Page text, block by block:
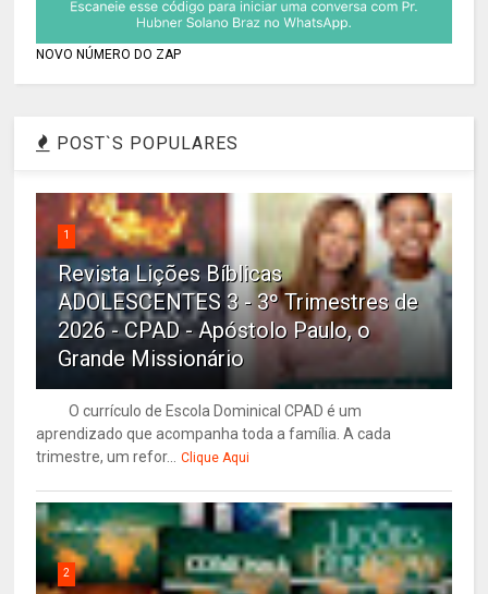
NOVO NÚMERO DO ZAP
POST`S POPULARES
1
Revista Lições Bíblicas
ADOLESCENTES 3 - 3º Trimestres de
2026 - CPAD - Apóstolo Paulo, o
Grande Missionário
O currículo de Escola Dominical CPAD é um
aprendizado que acompanha toda a família. A cada
trimestre, um refor... Clique Aqui
2